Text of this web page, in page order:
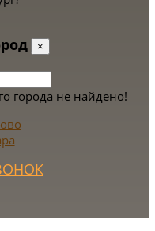
×
города не найдено!